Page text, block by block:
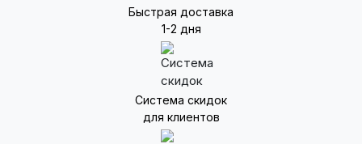
Быстрая доставка
1-2 дня
Система скидок
для клиентов